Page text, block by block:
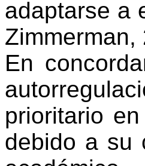
adaptarse a
Zimmerman,
En
prioritario
debido a su